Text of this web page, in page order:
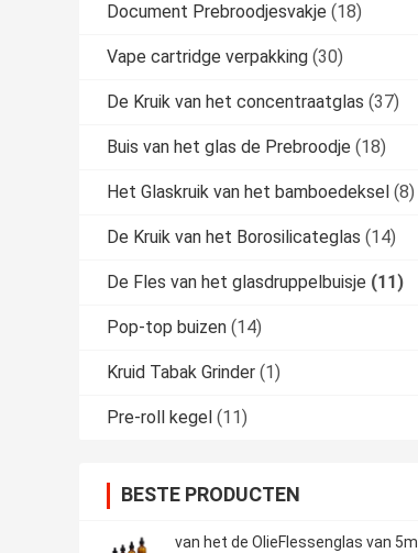
Document Prebroodjesvakje (18)
Vape cartridge verpakking (30)
De Kruik van het concentraatglas (37)
Buis van het glas de Prebroodje (18)
Het Glaskruik van het bamboedeksel (8)
De Kruik van het Borosilicateglas (14)
De Fles van het glasdruppelbuisje (11)
Pop-top buizen (14)
Kruid Tabak Grinder (1)
Pre-roll kegel (11)
BESTE PRODUCTEN
van het de OlieFlessenglas van 5ml